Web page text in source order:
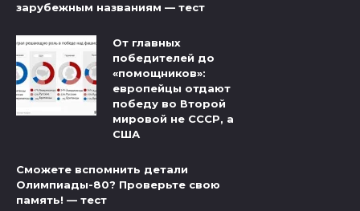
зарубежным названиям — тест
От главных
победителей до
«помощников»:
европейцы отдают
победу во Второй
мировой не СССР, а
США
Сможете вспомнить детали
Олимпиады-80? Проверьте свою
память! — тест